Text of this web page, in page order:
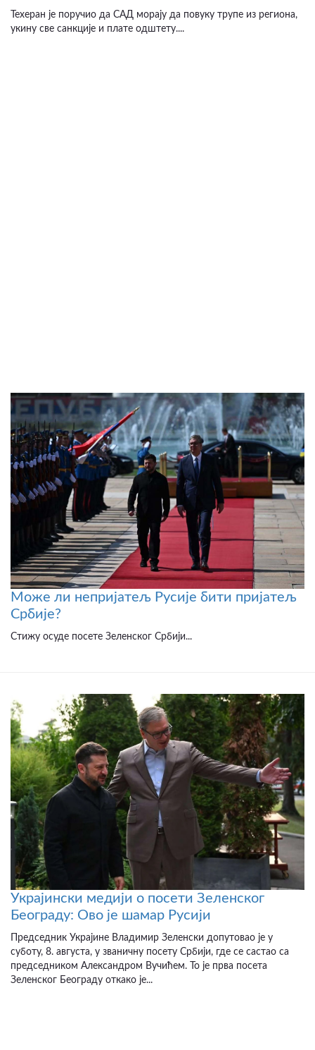
Техеран је поручио да САД морају да повуку трупе из региона,
укину све санкције и плате одштету....
Може ли непријатељ Русије бити пријатељ
Србије?
Стижу осуде посете Зеленског Србији...
Украјински медији о посети Зеленског
Београду: Ово је шамар Русији
Председник Украјине Владимир Зеленски допутовао је у
суботу, 8. августа, у званичну посету Србији, где се састао са
председником Александром Вучићем. То је прва посета
Зеленског Београду откако је...